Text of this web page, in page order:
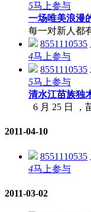
5马上参与
一场唯美浪漫
每一对新人都
8551110535
4马上参与
8551110535
5马上参与
清水江苗族独
6 月 25 日 ，
2011-04-10
8551110535
4马上参与
2011-03-02